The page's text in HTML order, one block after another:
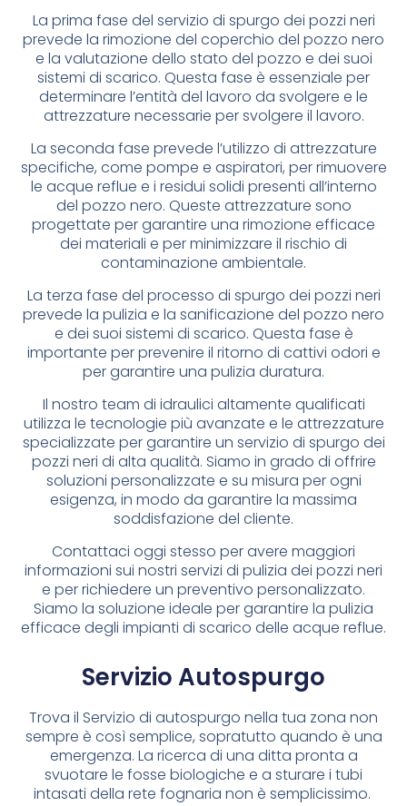
La prima fase del servizio di spurgo dei pozzi neri
prevede la rimozione del coperchio del pozzo nero
e la valutazione dello stato del pozzo e dei suoi
sistemi di scarico. Questa fase è essenziale per
determinare l’entità del lavoro da svolgere e le
attrezzature necessarie per svolgere il lavoro.
La seconda fase prevede l’utilizzo di attrezzature
specifiche, come pompe e aspiratori, per rimuovere
le acque reflue e i residui solidi presenti all’interno
del pozzo nero. Queste attrezzature sono
progettate per garantire una rimozione efficace
dei materiali e per minimizzare il rischio di
contaminazione ambientale.
La terza fase del processo di spurgo dei pozzi neri
prevede la pulizia e la sanificazione del pozzo nero
e dei suoi sistemi di scarico. Questa fase è
importante per prevenire il ritorno di cattivi odori e
per garantire una pulizia duratura.
Il nostro team di idraulici altamente qualificati
utilizza le tecnologie più avanzate e le attrezzature
specializzate per garantire un servizio di spurgo dei
pozzi neri di alta qualità. Siamo in grado di offrire
soluzioni personalizzate e su misura per ogni
esigenza, in modo da garantire la massima
soddisfazione del cliente.
Contattaci oggi stesso per avere maggiori
informazioni sui nostri servizi di pulizia dei pozzi neri
e per richiedere un preventivo personalizzato.
Siamo la soluzione ideale per garantire la pulizia
efficace degli impianti di scarico delle acque reflue.
Servizio Autospurgo
Trova il Servizio di autospurgo nella tua zona non
sempre è così semplice, sopratutto quando è una
emergenza. La ricerca di una ditta pronta a
svuotare le fosse biologiche e a sturare i tubi
intasati della rete fognaria non è semplicissimo.